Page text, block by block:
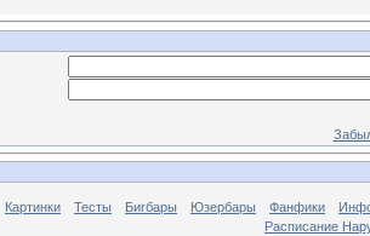
Картинки Тесты Бигбары Юзербары Фанфики
Расписание